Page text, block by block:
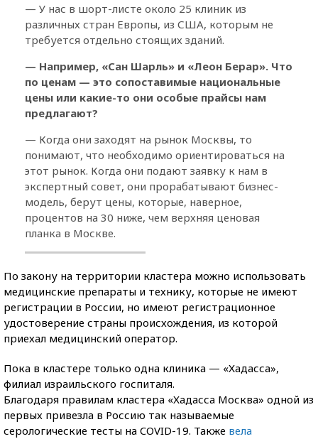
— У нас в шорт-листе около 25 клиник из
различных стран Европы, из США, которым не
требуется отдельно стоящих зданий.
— Например, «Сан Шарль» и «Леон Берар». Что
по ценам — это сопоставимые национальные
цены или какие-то они особые прайсы нам
предлагают?
— Когда они заходят на рынок Москвы, то
понимают, что необходимо ориентироваться на
этот рынок. Когда они подают заявку к нам в
экспертный совет, они прорабатывают бизнес-
модель, берут цены, которые, наверное,
процентов на 30 ниже, чем верхняя ценовая
планка в Москве.
По закону на территории кластера можно использовать
медицинские препараты и технику, которые не имеют
регистрации в России, но имеют регистрационное
удостоверение страны происхождения, из которой
приехал медицинский оператор.
Пока в кластере только одна клиника — «Хадасса»,
филиал израильского госпиталя.
Благодаря правилам кластера «Хадасса Москва» одной из
первых привезла в Россию так называемые
серологические тесты на COVID-19. Также вела